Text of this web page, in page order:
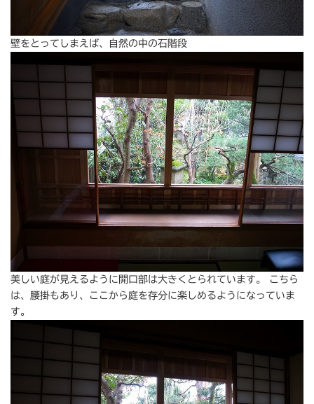
壁をとってしまえば、自然の中の石階段
美しい庭が見えるように開口部は大きくとられています。 こちら
は、腰掛もあり、ここから庭を存分に楽しめるようになっていま
す。